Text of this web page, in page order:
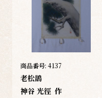
商品番号: 4137
老松鵲
神谷 光徑 作